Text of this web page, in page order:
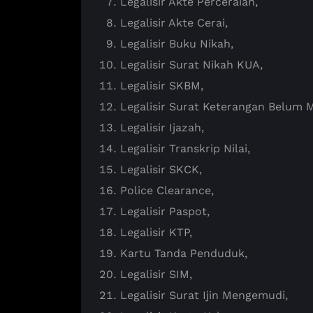
Legalisir Akte Cerai,
Legalisir Buku Nikah,
Legalisir Surat Nikah KUA,
Legalisir SKBM,
Legalisir Surat Keterangan Belum
Legalisir Ijazah,
Legalisir Transkrip Nilai,
Legalisir SKCK,
Police Clearance,
Legalisir Paspot,
Legalisir KTP,
Kartu Tanda Penduduk,
Legalisir SIM,
Legalisir Surat Ijin Mengemudi,